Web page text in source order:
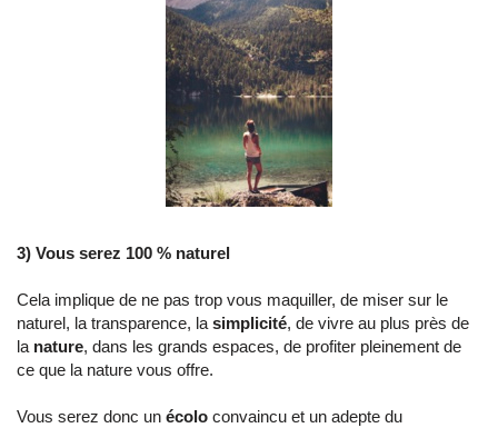
3) Vous serez 100 % naturel
Cela implique de ne pas trop vous maquiller, de miser sur le
naturel, la transparence, la simplicité, de vivre au plus près de
la nature, dans les grands espaces, de profiter pleinement de
ce que la nature vous offre.
Vous serez donc un écolo convaincu et un adepte du